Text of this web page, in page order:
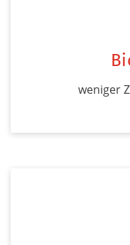
weniger